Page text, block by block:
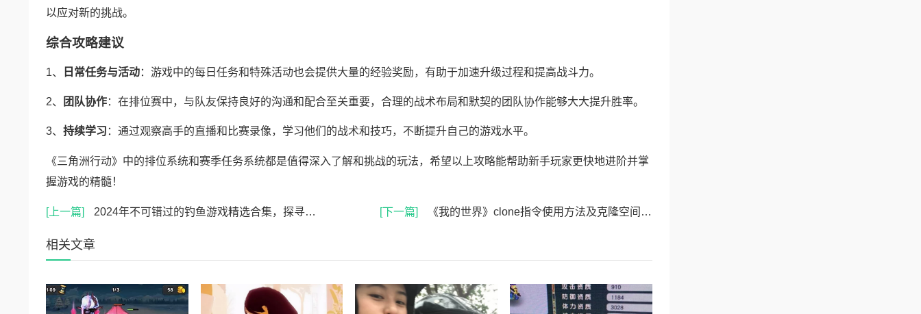
以应对新的挑战。
综合攻略建议
1、 日常任务与活动：游戏中的每日任务和特殊活动也会提供大量的经验奖励，有助于加速升级过程和提高战斗力。
2、 团队协作：在排位赛中，与队友保持良好的沟通和配合至关重要，合理的战术布局和默契的团队协作能够大大提升胜率。
3、 持续学习 ：通过观察高手的直播和比赛录像，学习他们的战术和技巧，不断提升自己的游戏水平。
《三角洲行动》中的排位系统和赛季任务系统都是值得深入了解和挑战的玩法，希望以上攻略能帮助新手玩家更快地进阶并掌
握游戏的精髓！
[上一篇] 2024年不可错过的钓鱼游戏精选合集，探寻最好玩的钓鱼游戏体验 [下一篇] 《我的世界》clone指令使用方法及克隆空间技巧全攻略介绍
相关文章